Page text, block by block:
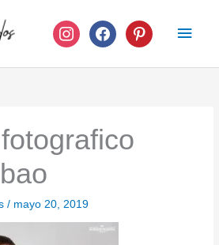
instagramfacebook pinterest
/ mayo 20, 2019